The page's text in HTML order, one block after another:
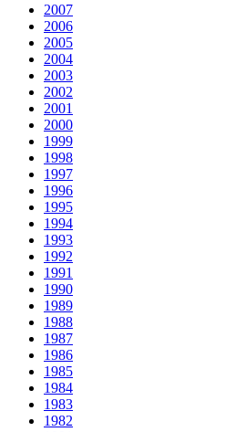
2007
2006
2005
2004
2003
2002
2001
2000
1999
1998
1997
1996
1995
1994
1993
1992
1991
1990
1989
1988
1987
1986
1985
1984
1983
1982